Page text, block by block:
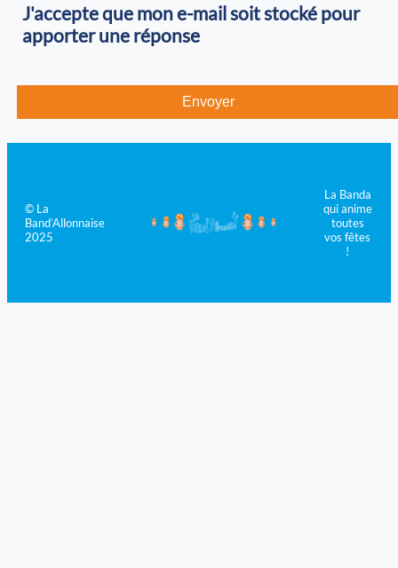
J'accepte que mon e-mail soit stocké pour
apporter une réponse
© La
Band’Allonnaise
2025
La Banda
qui anime
toutes
vos fêtes
!